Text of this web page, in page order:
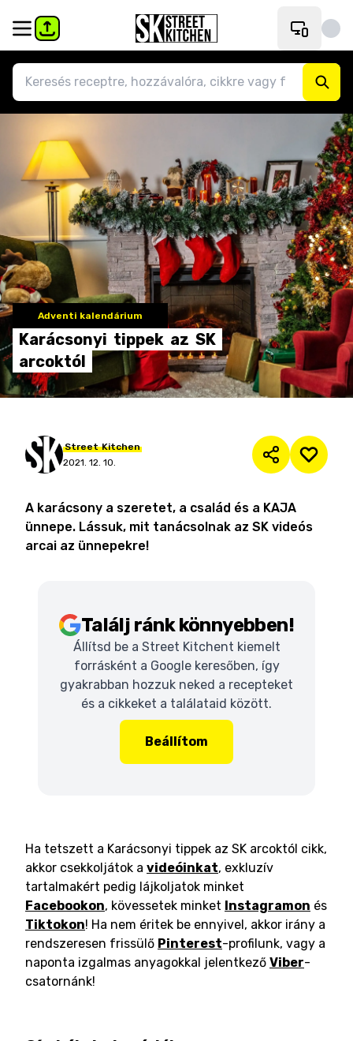
Adventi kalendárium
Karácsonyi tippek az SK
arcoktól
Street Kitchen
2021. 12. 10.
A karácsony a szeretet, a család és a KAJA
ünnepe. Lássuk, mit tanácsolnak az SK videós
arcai az ünnepekre!
Találj ránk könnyebben!
Állítsd be a Street Kitchent kiemelt
forrásként a Google keresőben, így
gyakrabban hozzuk neked a recepteket
és a cikkeket a találataid között.
Beállítom
Ha tetszett a Karácsonyi tippek az SK arcoktól cikk,
akkor csekkoljátok a videóinkat, exkluzív
tartalmakért pedig lájkoljatok minket
Facebookon, kövessetek minket Instagramon és
Tiktokon! Ha nem éritek be ennyivel, akkor irány a
rendszeresen frissülő Pinterest-profilunk, vagy a
naponta izgalmas anyagokkal jelentkező Viber-
csatornánk!